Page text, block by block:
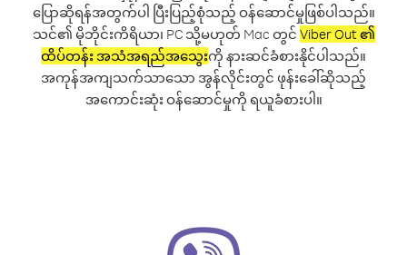
ပြောဆိုရန်အတွက်ပါ ပြီးပြည့်စုံသည့် ဝန်ဆောင်မှုဖြစ်ပါသည်။
သင်၏ မိုဘိုင်းကိရိယာ၊ PC သို့မဟုတ် Mac တွင် Viber Out ၏
ထိပ်တန်း အသံအရည်အသွေးကို နားဆင်ခံစားနိုင်ပါသည်။
အကုန်အကျသက်သာသော အွန်လိုင်းတွင် ဖုန်းခေါ်ဆိုသည့်
အကောင်းဆုံး ဝန်ဆောင်မှုကို ရယူခံစားပါ။